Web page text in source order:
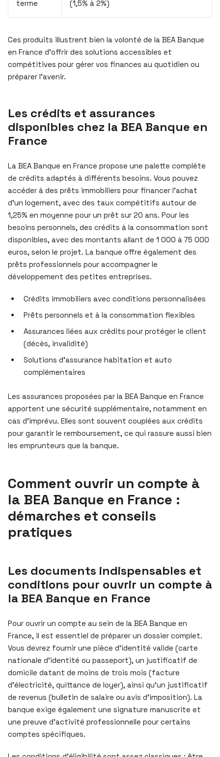
terme
(1,5% à 2%)
Ces produits illustrent bien la volonté de la BEA Banque
en France d’offrir des solutions accessibles et
compétitives pour gérer vos finances au quotidien ou
préparer l’avenir.
Les crédits et assurances
disponibles chez la BEA Banque en
France
La BEA Banque en France propose une palette complète
de crédits adaptés à différents besoins. Vous pouvez
accéder à des prêts immobiliers pour financer l’achat
d’un logement, avec des taux compétitifs autour de
1,25% en moyenne pour un prêt sur 20 ans. Pour les
besoins personnels, des crédits à la consommation sont
disponibles, avec des montants allant de 1 000 à 75 000
euros, selon le projet. La banque offre également des
prêts professionnels pour accompagner le
développement des petites entreprises.
Crédits immobiliers avec conditions personnalisées
Prêts personnels et à la consommation flexibles
Assurances liées aux crédits pour protéger le client
(décès, invalidité)
Solutions d’assurance habitation et auto
complémentaires
Les assurances proposées par la BEA Banque en France
apportent une sécurité supplémentaire, notamment en
cas d’imprévu. Elles sont souvent couplées aux crédits
pour garantir le remboursement, ce qui rassure aussi bien
les emprunteurs que la banque.
Comment ouvrir un compte à
la BEA Banque en France :
démarches et conseils
pratiques
Les documents indispensables et
conditions pour ouvrir un compte à
la BEA Banque en France
Pour ouvrir un compte au sein de la BEA Banque en
France, il est essentiel de préparer un dossier complet.
Vous devrez fournir une pièce d’identité valide (carte
nationale d’identité ou passeport), un justificatif de
domicile datant de moins de trois mois (facture
d’électricité, quittance de loyer), ainsi qu’un justificatif
de revenus (bulletin de salaire ou avis d’imposition). La
banque exige également une signature manuscrite et
une preuve d’activité professionnelle pour certains
comptes spécifiques.